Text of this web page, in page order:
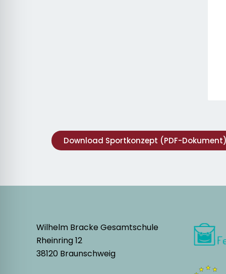
Download Sportkonzept (PDF-
Wilhelm Bracke Gesamtschule
Rheinring 12
38120 Braunschweig